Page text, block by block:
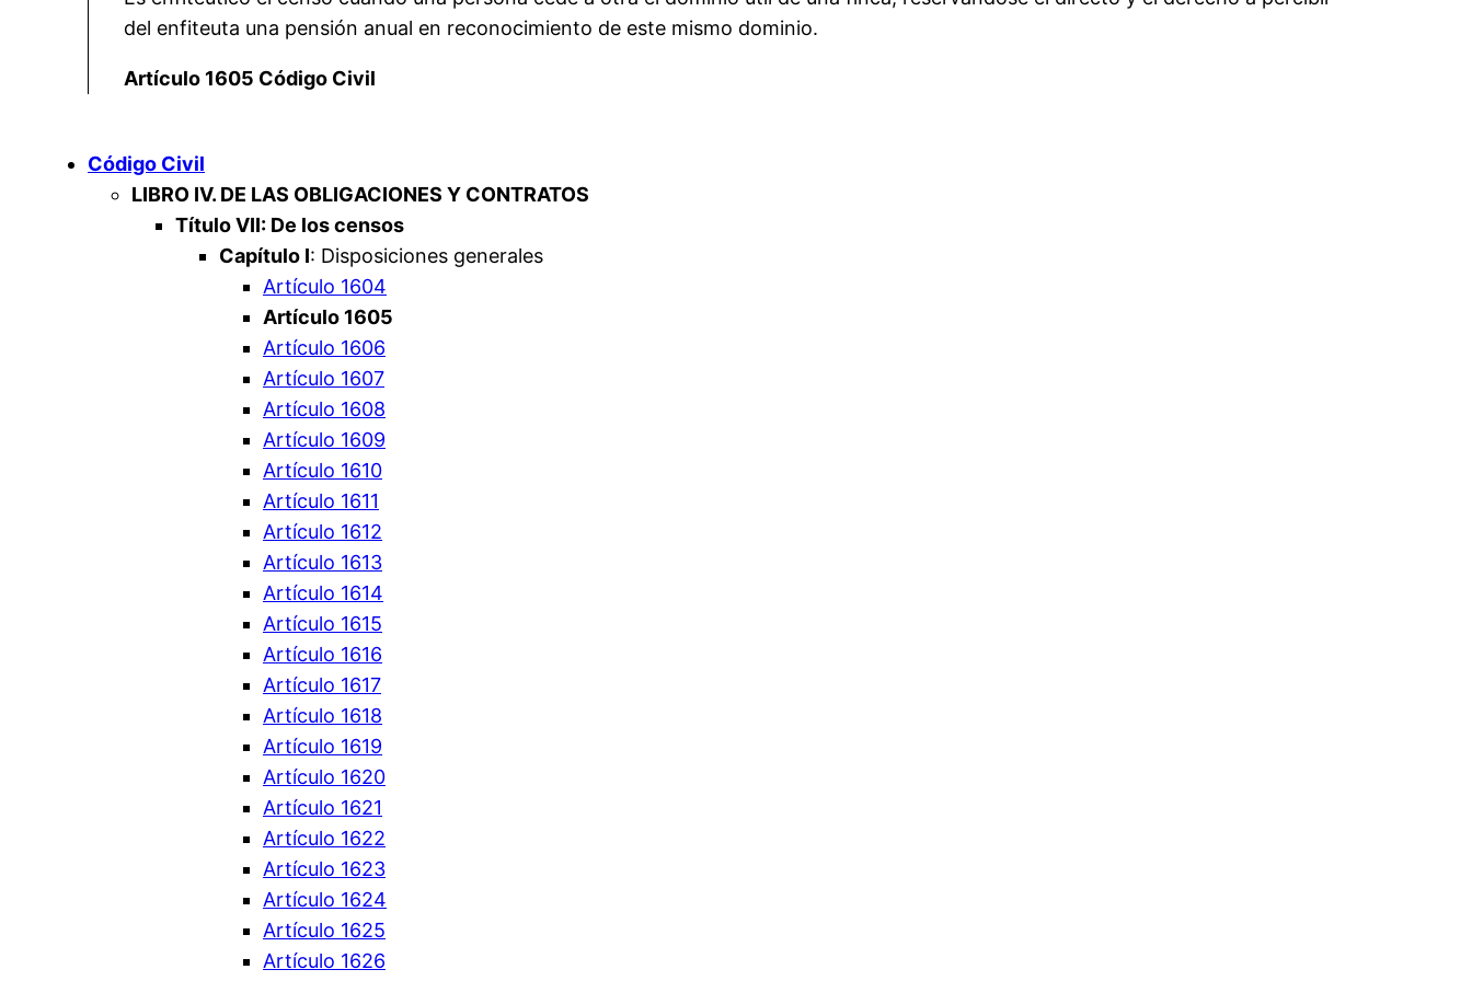
del enfiteuta una pensión anual en reconocimiento de este mismo dominio.
Artículo 1605 Código Civil
Código Civil
LIBRO IV. DE LAS OBLIGACIONES Y CONTRATOS
Título VII: De los censos
Capítulo I: Disposiciones generales
Artículo 1604
Artículo 1605
Artículo 1606
Artículo 1607
Artículo 1608
Artículo 1609
Artículo 1610
Artículo 1611
Artículo 1612
Artículo 1613
Artículo 1614
Artículo 1615
Artículo 1616
Artículo 1617
Artículo 1618
Artículo 1619
Artículo 1620
Artículo 1621
Artículo 1622
Artículo 1623
Artículo 1624
Artículo 1625
Artículo 1626